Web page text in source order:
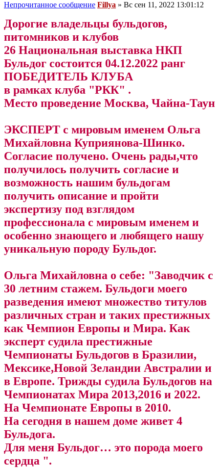
Непрочитанное сообщение Fillya » Вс сен 11, 2022 13:01:12
Дорогие владельцы бульдогов,
питомников и клубов
26 Национальная выставка НКП
Бульдог состоится 04.12.2022 ранг
ПОБЕДИТЕЛЬ КЛУБА
в рамках клуба "РКК" .
Место проведение Москва, Чайна-Таун
ЭКСПЕРТ с мировым именем Ольга
Михайловна Куприянова-Шинко.
Согласие получено. Очень рады,что
получилось получить согласие и
возможность нашим бульдогам
получить описание и пройти
экспертизу под взглядом
профессионала с мировым именем и
особенно знающего и любящего нашу
уникальную породу Бульдог.
Ольга Михайловна о себе: "Заводчик с
30 летним стажем. Бульдоги моего
разведения имеют множество титулов
различных стран и таких престижных
как Чемпион Европы и Мира. Как
эксперт судила престижные
Чемпионаты Бульдогов в Бразилии,
Мексике,Новой Зеландии Австралии и
в Европе. Трижды судила Бульдогов на
Чемпионатах Мира 2013,2016 и 2022.
На Чемпионате Европы в 2010.
На сегодня в нашем доме живет 4
Бульдога.
Для меня Бульдог… это порода моего
сердца ".